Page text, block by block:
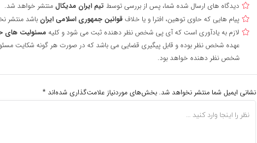
دیدگاه های ارسال شده شما، پس از بررسی توسط تیم ایران مدیکال منتشر خواهد شد.
پیام هایی که حاوی توهین، افترا و یا خلاف قوانین جمهوری اسلامی ایران باشد منتشر
لازم به یادآوری است که آی پی شخص نظر دهنده ثبت می شود و کلیه مسئولیت های
عهده شخص نظر بوده و قابل پیگیری قضایی می باشد که در صورت هر گونه شکایت
شخص نظر دهنده خواهد بود.
نشانی ایمیل شما منتشر نخواهد شد. بخش‌های موردنیاز علامت‌گذاری شده‌اند *